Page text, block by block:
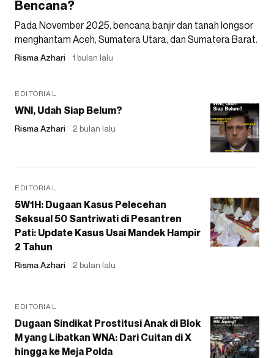
Bencana?
Pada November 2025, bencana banjir dan tanah longsor
menghantam Aceh, Sumatera Utara, dan Sumatera Barat.
Risma Azhari 1 bulan lalu
EDITORIAL
WNI, Udah Siap Belum?
Risma Azhari 2 bulan lalu
EDITORIAL
5W1H: Dugaan Kasus Pelecehan
Seksual 50 Santriwati di Pesantren
Pati: Update Kasus Usai Mandek Hampir
2 Tahun
Risma Azhari 2 bulan lalu
EDITORIAL
Dugaan Sindikat Prostitusi Anak di Blok
M yang Libatkan WNA: Dari Cuitan di X
hingga ke Meja Polda